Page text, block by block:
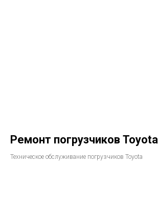
Ремонт погрузчиков Toyota
Техническое обслуживание погрузчиков Toyota